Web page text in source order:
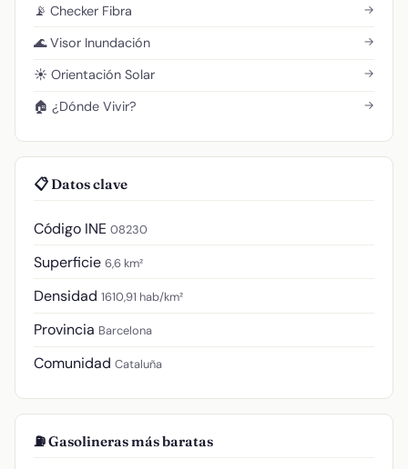
📡 Checker Fibra →
🌊 Visor Inundación →
☀️ Orientación Solar →
🏠 ¿Dónde Vivir? →
📋 Datos clave
Código INE 08230
Superficie 6,6 km²
Densidad 1610,91 hab/km²
Provincia Barcelona
Comunidad Cataluña
⛽ Gasolineras más baratas